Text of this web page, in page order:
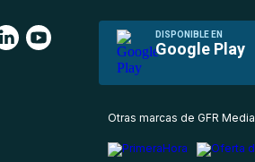
DISPONIBLE EN
Google Play
Otras marcas de GFR Media